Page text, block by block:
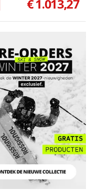
€ 1.013,27